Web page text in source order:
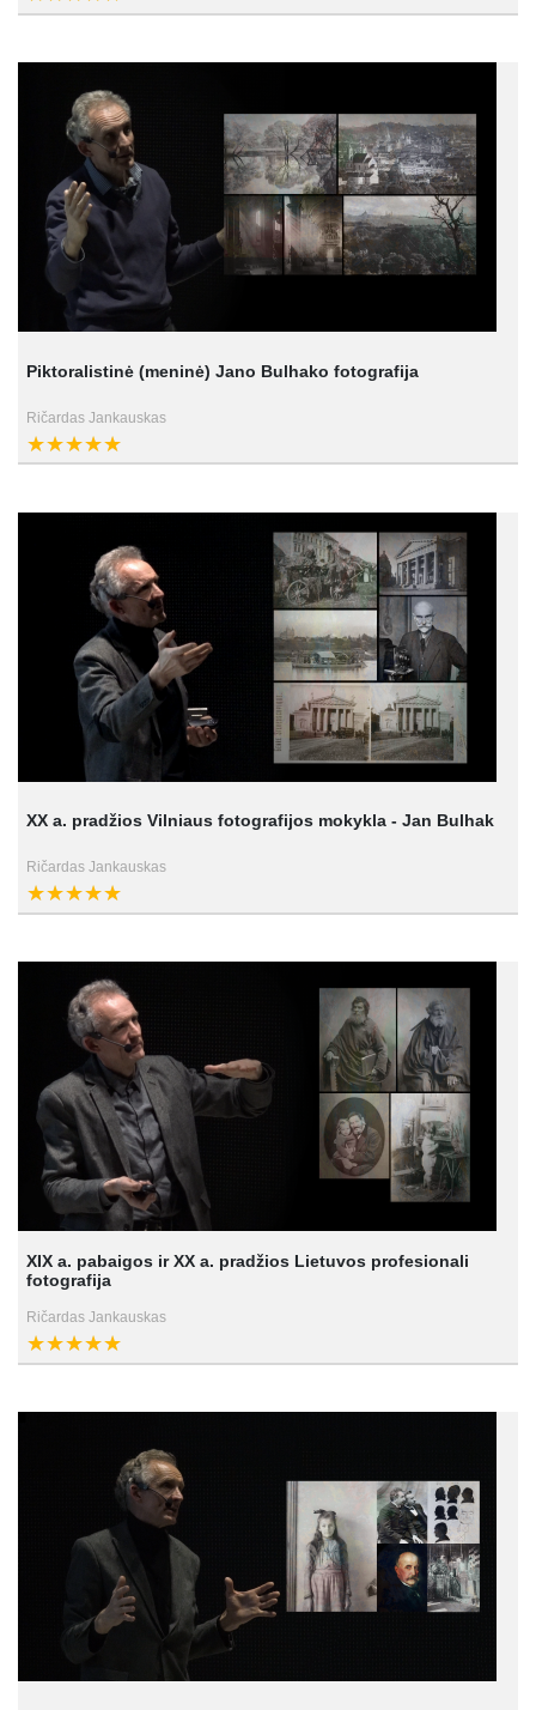
Piktoralistinė (meninė) Jano Bulhako fotografija
Ričardas Jankauskas
XX a. pradžios Vilniaus fotografijos mokykla - Jan Bulhak
Ričardas Jankauskas
XIX a. pabaigos ir XX a. pradžios Lietuvos profesionali
fotografija
Ričardas Jankauskas